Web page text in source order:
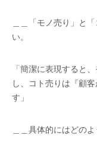
＿＿「モノ売り」と
い。
「簡潔に表現すると
し、コト売りは『顧
す」
＿＿具体的にはどの